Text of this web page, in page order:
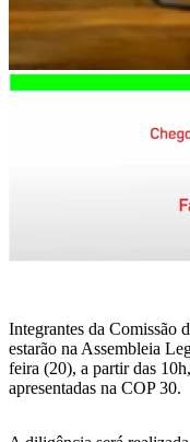
Integrantes da Comissão
estarão na Assembleia
feira (20), a partir das
apresentadas na COP 30.